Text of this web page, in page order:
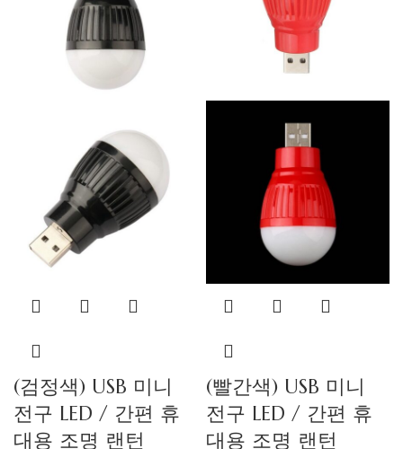
(검정색) USB 미니
전구 LED / 간편 휴
대용 조명 랜턴
(빨간색) USB 미니
전구 LED / 간편 휴
대용 조명 랜턴